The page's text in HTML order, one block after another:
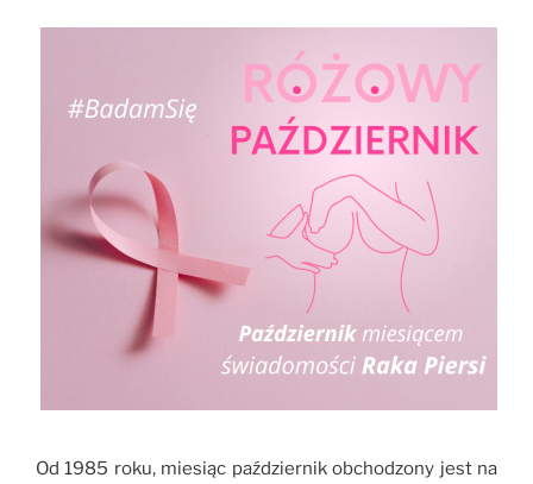
Od 1985 roku, miesiąc październik obchodzony jest na